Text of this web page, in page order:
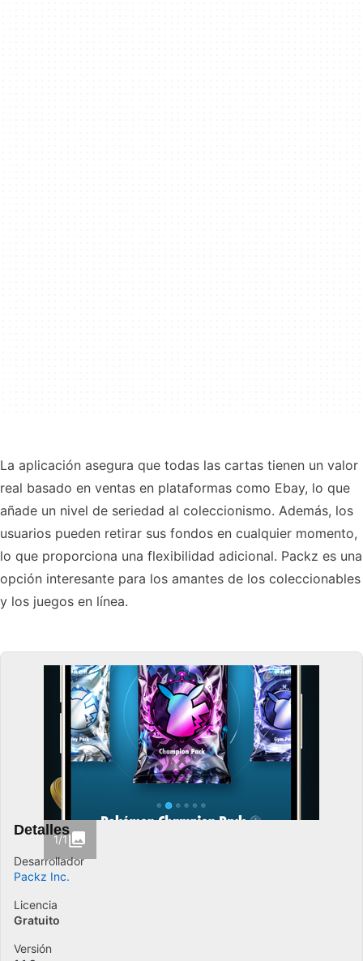
La aplicación asegura que todas las cartas tienen un valor
real basado en ventas en plataformas como Ebay, lo que
añade un nivel de seriedad al coleccionismo. Además, los
usuarios pueden retirar sus fondos en cualquier momento,
lo que proporciona una flexibilidad adicional. Packz es una
opción interesante para los amantes de los coleccionables
y los juegos en línea.
1/1
Detalles
Desarrollador
Packz Inc.
Licencia
Gratuito
Versión